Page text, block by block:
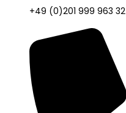
+49 (0)201 999 963 32